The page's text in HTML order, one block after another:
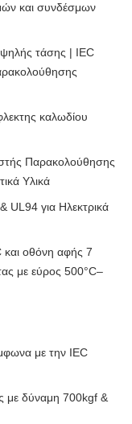
και συνδέσμων
τάσης | IEC
καλωδίου
Παρακολούθησης
Υλικά
UL94 για Ηλεκτρικά
και οθόνη αφής 7
με εύρος 500°C–
με την IEC
με δύναμη 700kgf &